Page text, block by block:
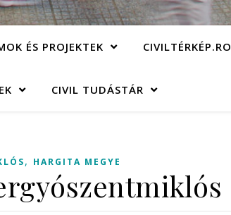
ÉS PROJEKTEK CIVILTÉRKÉP.RO
CIVIL TUDÁSTÁR
, HARGITA MEGYE